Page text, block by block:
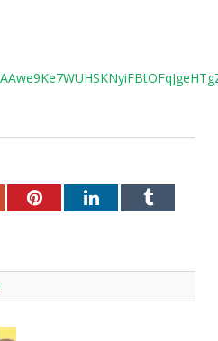
PinterestLinkedInTumblr